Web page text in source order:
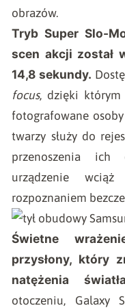
obrazów.
Tryb Super Slo-
scen akcji został
14,8 sekundy.
focus, dzięki którym
fotografowane
twarzy służy do
przenoszenia ich
urządzenie
rozpoznaniem
Świetne
przysłony, który
natężenia
otoczeniu, Galaxy